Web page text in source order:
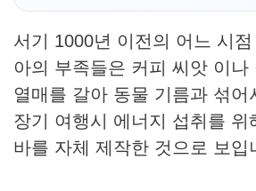
서기 1000년 이전의 어느 시점
아의 부족들은 커피 씨앗 이나
열매를 갈아 동물 기름과 섞어
장기 여행시 에너지 섭취를 위
바를 자체 제작한 것으로 보입